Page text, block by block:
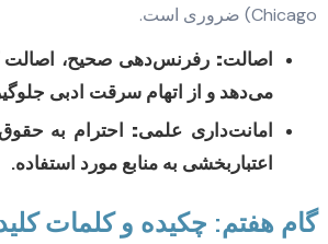
Chicago) ضروری است.
اصالت: رفرنس‌دهی صحیح، اصالت
می‌دهد و از اتهام سرقت ادبی
امانت‌داری علمی: احترام به
اعتباربخشی به منابع مورد استفاده.
گام هفتم: چکیده و کلمات